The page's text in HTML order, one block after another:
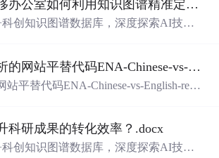
高校技术转移办公室如何利用知识图谱精准定位产业需求与技术适配点？.docx
创知识图谱数据库，深度探索AI技术
解决方案，推动科技创新与产业创新认知网络分析的网站平替代码ENA-Chinese-vs-English-reproducible.zip
平替代码ENA-Chinese-vs-English-repro
科研成果的转化效率？.docx
创知识图谱数据库，深度探索AI技术